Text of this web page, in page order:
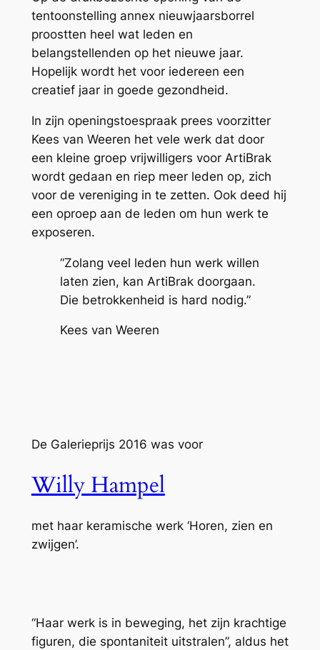
tentoonstelling annex nieuwjaarsborrel
proostten heel wat leden en
belangstellenden op het nieuwe jaar.
Hopelijk wordt het voor iedereen een
creatief jaar in goede gezondheid.
In zijn openingstoespraak prees voorzitter
Kees van Weeren het vele werk dat door
een kleine groep vrijwilligers voor ArtiBrak
wordt gedaan en riep meer leden op, zich
voor de vereniging in te zetten. Ook deed hij
een oproep aan de leden om hun werk te
exposeren.
“Zolang veel leden hun werk willen
laten zien, kan ArtiBrak doorgaan.
Die betrokkenheid is hard nodig.”
Kees van Weeren
De Galerieprijs 2016 was voor
Willy Hampel
met haar keramische werk ‘Horen, zien en
zwijgen’.
“Haar werk is in beweging, het zijn krachtige
figuren, die spontaniteit uitstralen”, aldus het